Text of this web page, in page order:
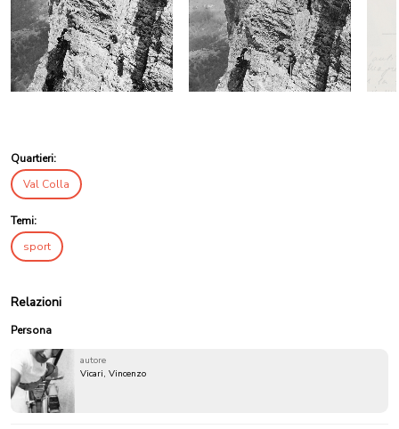
Quartieri:
Val Colla
Temi:
sport
Relazioni
Persona
autore
Vicari, Vincenzo